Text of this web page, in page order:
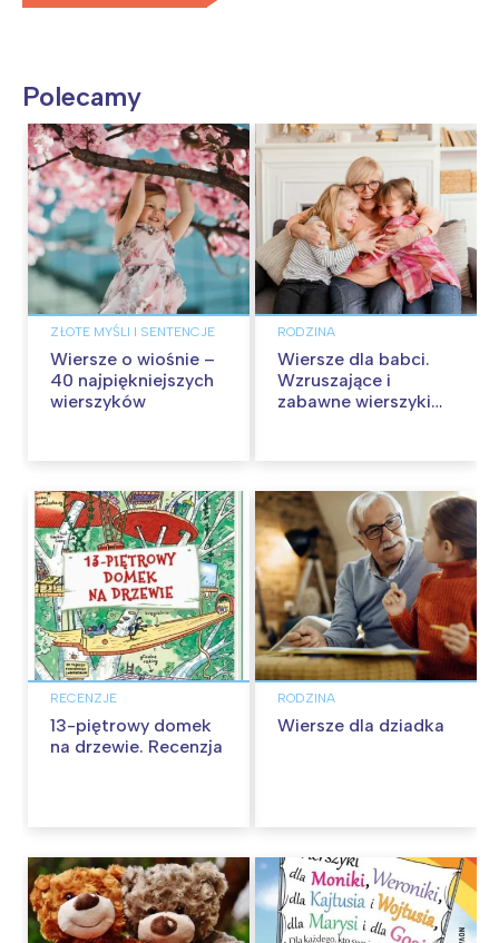
Polecamy
ZŁOTE MYŚLI I SENTENCJE
Wiersze o wiośnie –
40 najpiękniejszych
wierszyków
RODZINA
Wiersze dla babci.
Wzruszające i
zabawne wierszyki
RECENZJE
13-piętrowy domek
na drzewie. Recenzja
RODZINA
Wiersze dla dziadka